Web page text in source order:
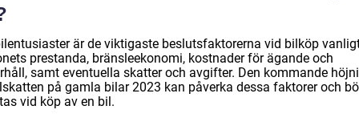
är de viktigaste beslutsfaktorerna vid bilköp
prestanda, bränsleekonomi, kostnader för ägande och
samt eventuella skatter och avgifter. Den kommande
på gamla bilar 2023 kan påverka dessa faktorer och
vid köp av en bil.